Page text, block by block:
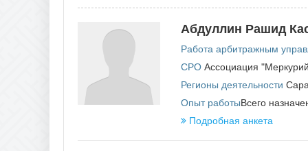
В
Волгоградская область
Е
Еврейская автономная область
Н
О
Абдуллин Рашид
Работа арбитражным
СРО Ассоциация
Регионы деятельности
Опыт работыВсего
Подробная анкета